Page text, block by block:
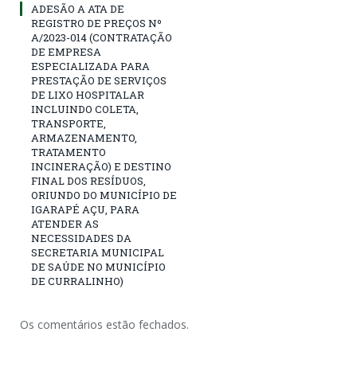
ADESÃO A ATA DE
REGISTRO DE PREÇOS Nº
A/2023-014 (CONTRATAÇÃO
DE EMPRESA
ESPECIALIZADA PARA
PRESTAÇÃO DE SERVIÇOS
DE LIXO HOSPITALAR
INCLUINDO COLETA,
TRANSPORTE,
ARMAZENAMENTO,
TRATAMENTO
INCINERAÇÃO) E DESTINO
FINAL DOS RESÍDUOS,
ORIUNDO DO MUNICÍPIO DE
IGARAPÉ AÇU, PARA
ATENDER AS
NECESSIDADES DA
SECRETARIA MUNICIPAL
DE SAÚDE NO MUNICÍPIO
DE CURRALINHO)
Os comentários estão fechados.